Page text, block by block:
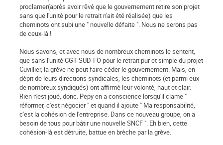
proclamer(après avoir rêvé que le gouvernement retire son projet
sans que l'unité pour le retrait n'ait été réalisée) que les
cheminots ont subi une " nouvelle défaite ". Nous ne serons pas
de ceux-là !
Nous savons, et avec nous de nombreux cheminots le sentent,
que sans l'unité CGT-SUD-FO pour le retrait pur et simple du projet
Cuvillier, la grève ne peut faire céder le gouvernement. Mais, en
dépit de leurs directions syndicales, les cheminots (et parmi eux
de nombreux syndiqués) ont affirmé leur volonté, haut et clair.
Rien n'est joué, donc. Pepy en a conscience lorsqu'il clame "
réformer, c'est négocier " et quand il ajoute " Ma responsabilité,
c'est la cohésion de l'entreprise. Dans ce nouveau groupe, on a
besoin de tous pour bâtir une nouvelle SNCF ". Eh bien, cette
cohésion-là est détruite, battue en brèche par la grève.